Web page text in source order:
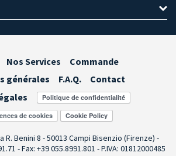
Nos Services
Commande
générales
F.A.Q.
Contact
de cookies
R. Benini 8 - 50013 Campi Bisenzio (Firenze) -
- Fax: +39 055.8991.801 - P.IVA: 01812000485